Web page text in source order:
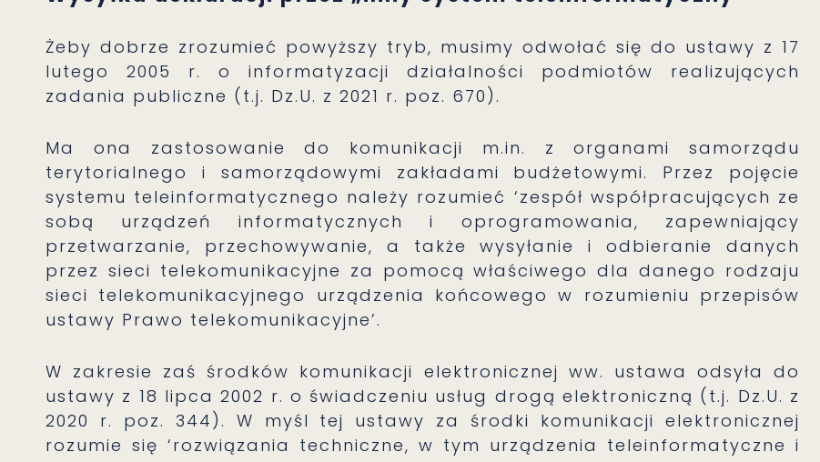
Żeby dobrze zrozumieć powyższy tryb, musimy odwołać się do ustawy z 17
lutego 2005 r. o informatyzacji działalności podmiotów realizujących
zadania publiczne (t.j. Dz.U. z 2021 r. poz. 670).
Ma ona zastosowanie do komunikacji m.in. z organami samorządu
terytorialnego i samorządowymi zakładami budżetowymi. Przez pojęcie
systemu teleinformatycznego należy rozumieć ‘zespół współpracujących ze
sobą urządzeń informatycznych i oprogramowania, zapewniający
przetwarzanie, przechowywanie, a także wysyłanie i odbieranie danych
przez sieci telekomunikacyjne za pomocą właściwego dla danego rodzaju
sieci telekomunikacyjnego urządzenia końcowego w rozumieniu przepisów
ustawy Prawo telekomunikacyjne’.
W zakresie zaś środków komunikacji elektronicznej ww. ustawa odsyła do
ustawy z 18 lipca 2002 r. o świadczeniu usług drogą elektroniczną (t.j. Dz.U. z
2020 r. poz. 344). W myśl tej ustawy za środki komunikacji elektronicznej
rozumie się ‘rozwiązania techniczne, w tym urządzenia teleinformatyczne i